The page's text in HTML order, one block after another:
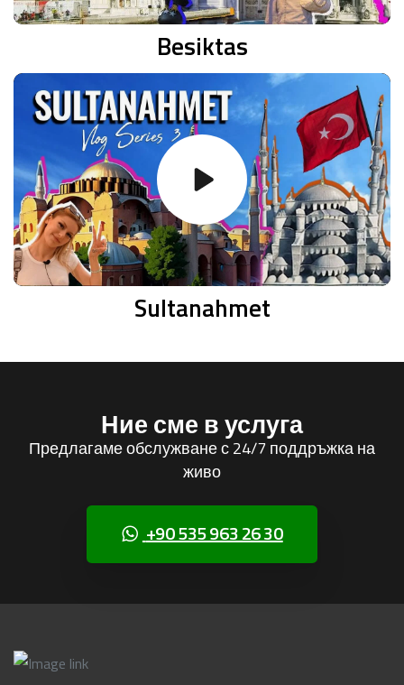
Besiktas
Sultanahmet
Ние сме в услуга
Предлагаме обслужване с 24/7 поддръжка на
живо
+90 535 963 26 30